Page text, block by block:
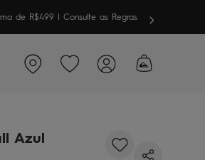
em sua 1ª compra
Azul